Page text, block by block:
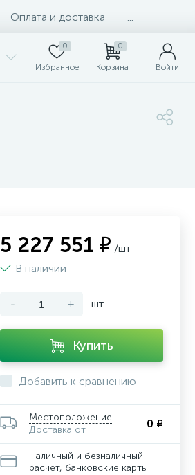
Оплата и доставка
0
Избранное
0
Корзина Войти
5 227 551 ₽ /шт
В наличии
- + шт
Купить
Добавить к сравнению
Местоположение
Доставка от
0 ₽
Наличный и безналичный
расчет, банковские карты